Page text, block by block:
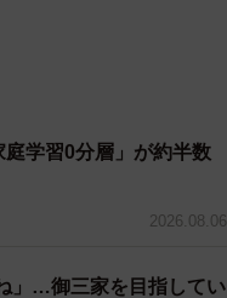
学習0分層」が約半数
2026.08.06
」…御三家を目指してい